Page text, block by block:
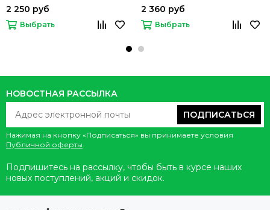
2 250 руб
Выбрать
2 360 руб
Выбрать
НОВОСТНАЯ РАССЫЛКА
ПОДПИСАТЬСЯ
Нажимая на кнопку «Подписаться» вы принимаете условия
Публичной оферты.
Подпишитесь на рассылку, чтобы быть в курсе наших
новых поступлений, акций и скидок.